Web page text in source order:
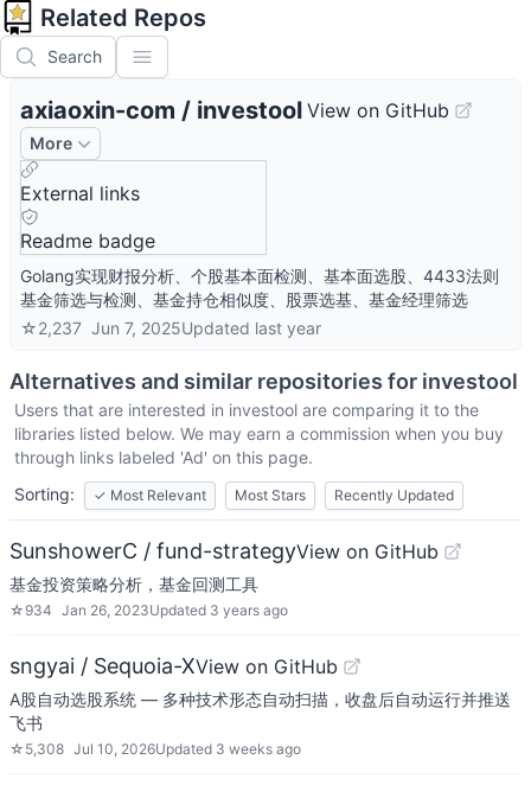
Related Repos
Search
axiaoxin-com / investool View on GitHub
More
External links
Readme badge
Golang实现财报分析、个股基本面检测、基本面选股、4433法则
基金筛选与检测、基金持仓相似度、股票选基、基金经理筛选
☆2,237 Jun 7, 2025Updated last year
Alternatives and similar repositories for investool
Users that are interested in investool are comparing it to the
libraries listed below. We may earn a commission when you buy
through links labeled 'Ad' on this page.
Sorting:
✓ Most Relevant Most Stars Recently Updated
SunshowerC / fund-strategyView on GitHub
基金投资策略分析，基金回测工具
☆ 934 Jan 26, 2023Updated 3 years ago
sngyai / Sequoia-XView on GitHub
A股自动选股系统 — 多种技术形态自动扫描，收盘后自动运行并推送
飞书
☆ 5,308 Jul 10, 2026Updated 3 weeks ago